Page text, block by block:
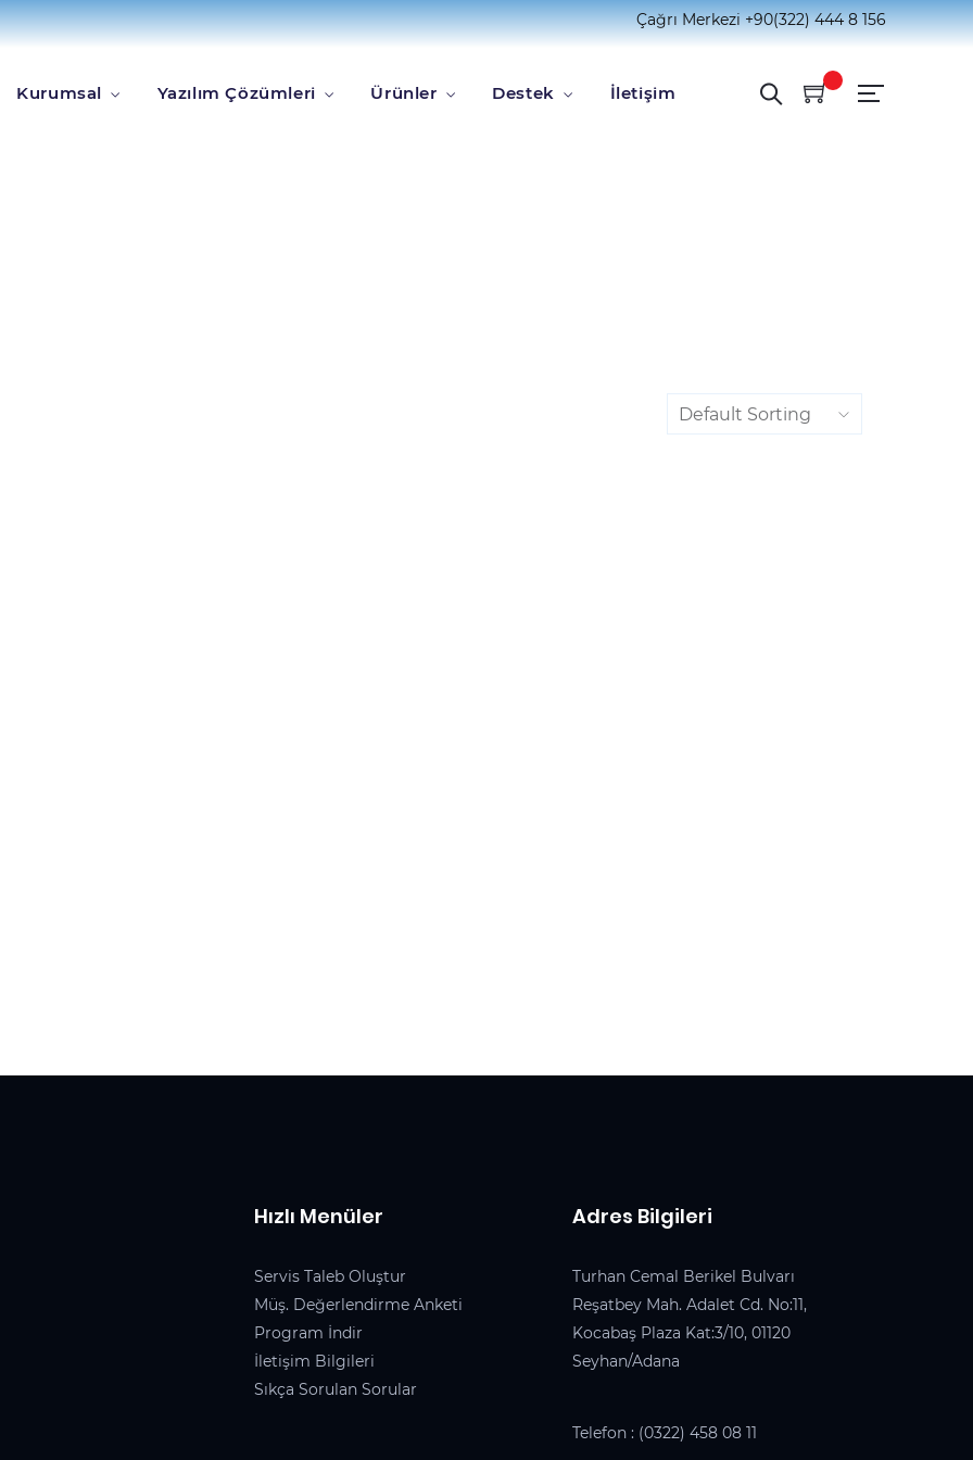
Çağrı Merkezi+90(322) 444 8 156
Kurumsal Yazılım Çözümleri Ürünler Destek İletişim
Default Sorting
Hızlı Menüler
Servis Taleb Oluştur
Müş. Değerlendirme Anketi
Program İndir
İletişim Bilgileri
Sıkça Sorulan Sorular
Adres Bilgileri
Turhan Cemal Berikel Bulvarı
Reşatbey Mah. Adalet Cd. No:11,
Kocabaş Plaza Kat:3/10, 01120
Seyhan/Adana
Telefon : (0322) 458 08 11